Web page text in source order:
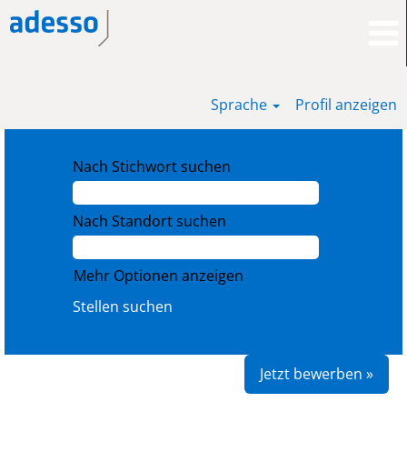
Sprache Profil anzeigen
Nach Stichwort suchen
Nach Standort suchen
Mehr Optionen anzeigen
Jetzt bewerben »